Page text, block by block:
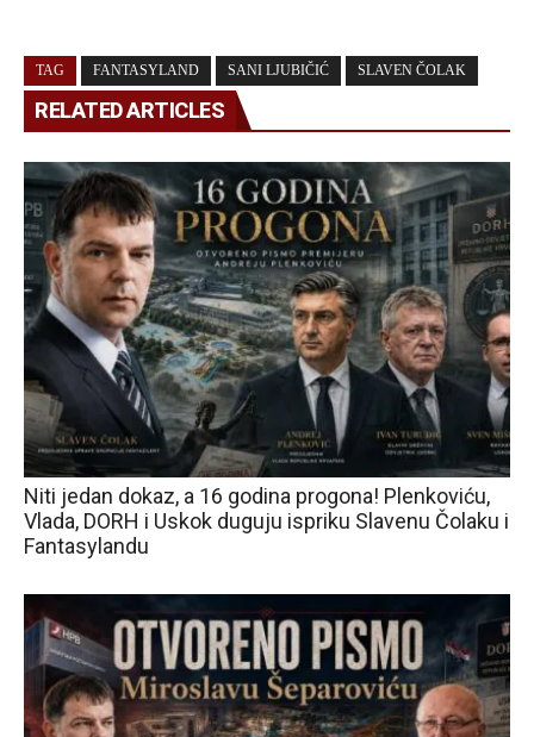
TAG FANTASYLAND SANI LJUBIČIĆ SLAVEN ČOLAK
RELATED ARTICLES
Niti jedan dokaz, a 16 godina progona! Plenkoviću,
Vlada, DORH i Uskok duguju ispriku Slavenu Čolaku i
Fantasylandu